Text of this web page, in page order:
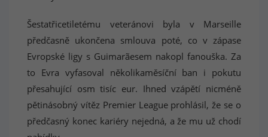
Šestatřicetiletému veteránovi byla v Marseille
předčasně ukončena smlouva poté, co v zápase
Evropské ligy s Guimarãesem nakopl fanouška. Za
to Evra vyfasoval několikaměsíční ban i pokutu
přesahující osm tisíc eur. Ihned vzápětí nicméně
pětinásobný vítěz Premier League prohlásil, že se o
předčasný konec kariéry nejedná, a že mu už chodí